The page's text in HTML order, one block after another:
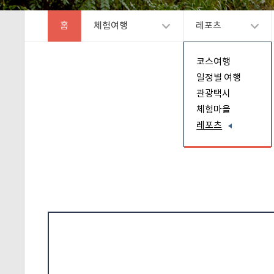
홈 체험여행 레포츠
코스여행
일정별 여행
관광택시
체험마을
레포츠